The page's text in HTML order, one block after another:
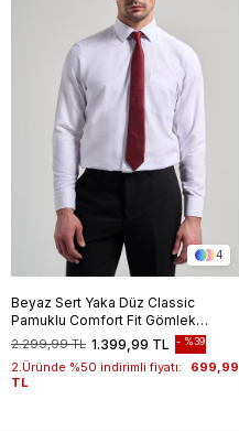
4
Beyaz Sert Yaka Düz Classic
Pamuklu Comfort Fit Gömlek
1004250213 1.399,99 TL
2.299,99 TL %39
2.Üründe %50 indirimli fiyatı:
699,99
TL